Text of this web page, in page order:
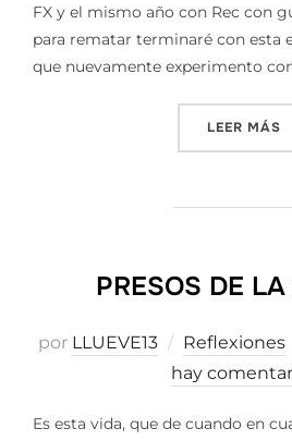
FX y el mismo año con Rec con
para rematar terminaré con esta
que nuevamente experimento
LEER MÁS
PRESOS DE
por LLUEVE13 Reflexiones
hay
Es esta vida, que de cuando en